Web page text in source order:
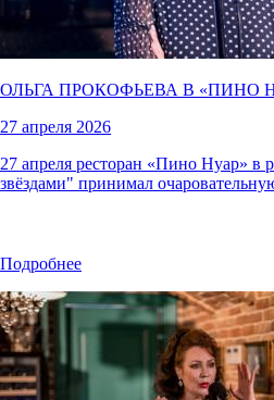
ОЛЬГА ПРОКОФЬЕВА В «ПИНО
27 апреля 2026
27 апреля ресторан «Пино Нуар» в
звёздами" принимал
Подробнее